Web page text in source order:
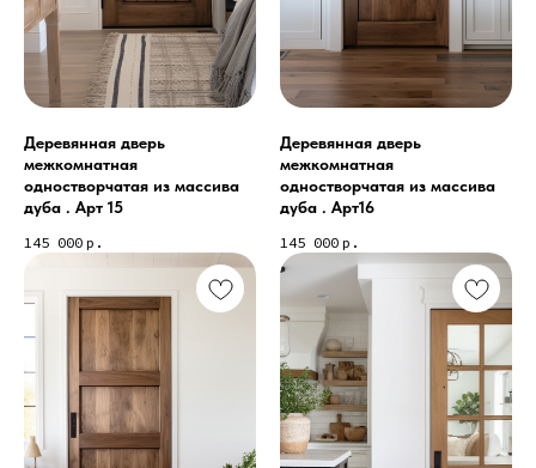
Деревянная дверь
межкомнатная
одностворчатая из массива
дуба . Арт 15
145 000 р.
Деревянная дверь
межкомнатная
одностворчатая из массива
дуба . Арт16
145 000 р.